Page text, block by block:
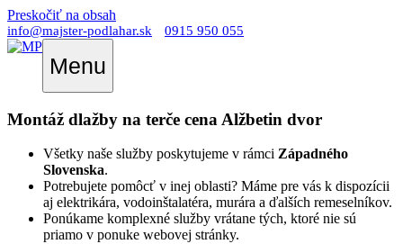
Preskočiť na obsah
info@majster-podlahar.sk 0915 950 055
Menu
Montáž dlažby na terče cena Alžbetin dvor
Všetky naše služby poskytujeme v rámci Západného
Slovenska.
Potrebujete pomôcť v inej oblasti? Máme pre vás k dispozícii
aj elektrikára, vodoinštalatéra, murára a ďalších remeselníkov.
Ponúkame komplexné služby vrátane tých, ktoré nie sú
priamo v ponuke webovej stránky.